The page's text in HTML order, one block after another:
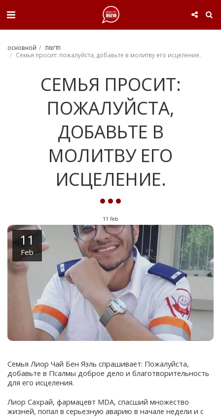
основной
חדשות
Семья просит: пожалуйста, добавьте в молитву его исцеление.
СЕМЬЯ ПРОСИТ:
ПОЖАЛУЙСТА,
ДОБАВЬТЕ В
МОЛИТВУ ЕГО
ИСЦЕЛЕНИЕ.
11 Feb
11
Feb
Семья Лиор Чай Бен Яэль спрашивает: Пожалуйста,
добавьте в Псалмы доброе дело и благотворительность
для его исцеления.
Лиор Сахрай, фармацевт MDA, спасший множество
жизней, попал в серьезную аварию в начале недели и с